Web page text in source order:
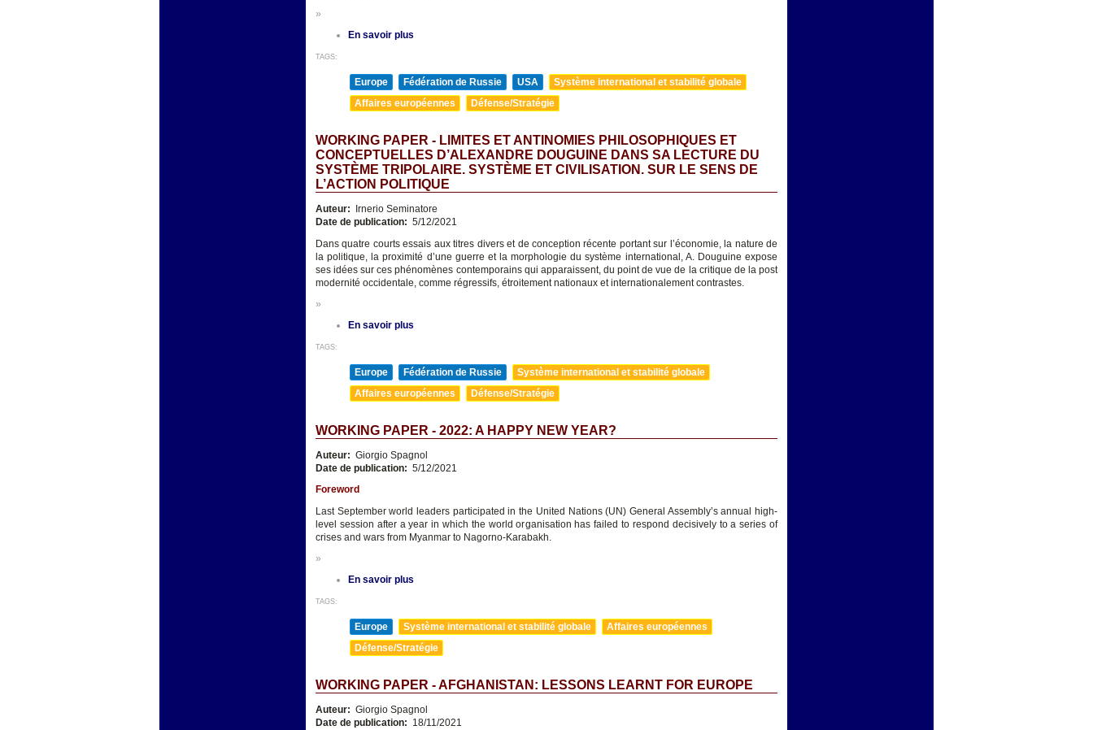
»
En savoir plus
TAGS:
Europe Fédération de Russie USA
Système international et stabilité globale
Affaires européennes
Défense/Stratégie
WORKING PAPER - LIMITES ET ANTINOMIES PHILOSOPHIQUES ET
CONCEPTUELLES D’ALEXANDRE DOUGUINE DANS SA LECTURE DU
SYSTÈME TRIPOLAIRE. SYSTÈME ET CIVILISATION. SUR LE SENS DE
L’ACTION POLITIQUE
Auteur:
Irnerio Seminatore
Date de publication: 5/12/2021
Dans quatre courts essais aux titres divers et de conception récente portant sur l’économie, la nature de
la politique, la proximité d’une guerre et la morphologie du système international, A. Douguine expose
ses idées sur ces phénomènes contemporains qui apparaissent, du point de vue de la critique de la post
modernité occidentale, comme régressifs, étroitement nationaux et internationalement contrastes.
»
En savoir plus
TAGS:
Europe Fédération de Russie
Système international et stabilité globale
Affaires européennes
Défense/Stratégie
WORKING PAPER - 2022: A HAPPY NEW YEAR?
Auteur: Giorgio Spagnol
Date de publication: 5/12/2021
Foreword
Last September world leaders participated in the United Nations (UN) General Assembly’s annual high-
level session after a year in which the world organisation has failed to respond decisively to a series of
crises and wars from Myanmar to Nagorno-Karabakh.
»
En savoir plus
TAGS:
Europe Système international et stabilité globale
Affaires européennes
Défense/Stratégie
WORKING PAPER - AFGHANISTAN: LESSONS LEARNT FOR EUROPE
Auteur: Giorgio Spagnol
Date de publication: 18/11/2021